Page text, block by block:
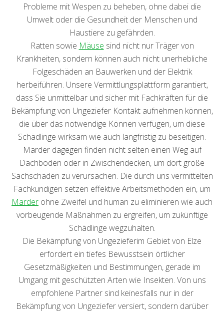
Probleme mit Wespen zu beheben, ohne dabei die
Umwelt oder die Gesundheit der Menschen und
Haustiere zu gefährden.
Ratten sowie Mäuse sind nicht nur Träger von
Krankheiten, sondern können auch nicht unerhebliche
Folgeschäden an Bauwerken und der Elektrik
herbeiführen. Unsere Vermittlungsplattform garantiert,
dass Sie unmittelbar und sicher mit Fachkräften für die
Bekämpfung von Ungeziefer Kontakt aufnehmen können,
die über das notwendige Können verfügen, um diese
Schädlinge wirksam wie auch langfristig zu beseitigen.
Marder dagegen finden nicht selten einen Weg auf
Dachböden oder in Zwischendecken, um dort große
Sachschäden zu verursachen. Die durch uns vermittelten
Fachkundigen setzen effektive Arbeitsmethoden ein, um
Marder ohne Zweifel und human zu eliminieren wie auch
vorbeugende Maßnahmen zu ergreifen, um zukünftige
Schädlinge wegzuhalten.
Die Bekämpfung von Ungezieferim Gebiet von Elze
erfordert ein tiefes Bewusstsein örtlicher
Gesetzmäßigkeiten und Bestimmungen, gerade im
Umgang mit geschützten Arten wie Insekten. Von uns
empfohlene Partner sind keinesfalls nur in der
Bekämpfung von Ungeziefer versiert, sondern darüber